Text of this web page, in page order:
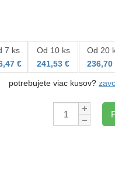
7 ks
€
Od 10 ks
241,53 €
Od 20
236,70
potrebujete viac kusov?
Množstvo: